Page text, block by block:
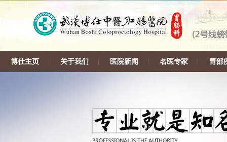
博仕主页 关于我们 医院新闻 名医专家 胃部